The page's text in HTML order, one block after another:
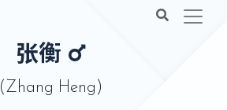
张衡
(Zhang Heng)